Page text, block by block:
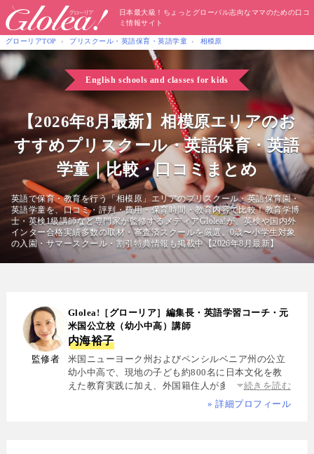
日本最大級！ちょっとグローバル志向なママのための口コ
ミ情報サイト
グローリアTOP プリスクール・英語保育・英語学童 相模原
English schools and classes for kids
【2026年8月最新】相模原エリアのお
すすめプリスクール・英語保育・英語
学童｜比較・口コミまとめ
英語で保育・教育を行う「相模原」エリアのプリスクール・英語保育園・
英語学童を、口コミ・評判・費用・保育時間・教育内容で比較！教育学博
士・英検1級講師など専門家が監修するメディアGlolea!が、英検や国内外
インター合格実績多数の取材・審査済スクールを厳選。0歳〜小学生対象
の入園・サマースクール・割引特典情報も掲載中【2026年8月最新】
監修者
Glolea!［グローリア］編集長・英語学習コーチ・元
米国公立校（幼小中高）講師
内海裕子
米国ニューヨーク州およびペンシルベニア州の公立
幼小中高で、現地の子ども約800名に日本文化を教
えた教育実践に加え、外国籍住人が多数を占める多
国籍シェアハウスで約5年間生活し、リアルな多文化
続きを読む
» 詳細プロフィール